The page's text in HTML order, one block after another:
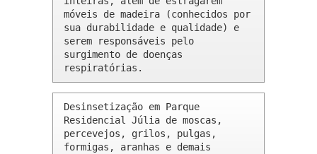
móveis de madeira (conhecidos por
sua durabilidade e qualidade) e
serem responsáveis pelo
surgimento de doenças
respiratórias.
Desinsetização em Parque
Residencial Júlia de moscas,
percevejos, grilos, pulgas,
formigas, aranhas e demais